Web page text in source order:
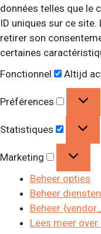
données telles que le
ID uniques sur ce
retirer son
certaines
Fonctionnel
Altijd
Préférences
Statistiques
Marketing
Beheer opties
Beheer diensten
Beheer
Lees meer